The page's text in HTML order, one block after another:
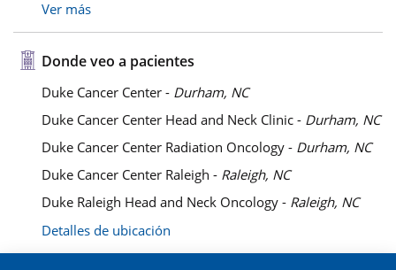
Ver más
Donde veo a pacientes
Duke Cancer Center - Durham, NC
Duke Cancer Center Head and Neck Clinic - Durham, NC
Duke Cancer Center Radiation Oncology - Durham, NC
Duke Cancer Center Raleigh - Raleigh, NC
Duke Raleigh Head and Neck Oncology - Raleigh, NC
Detalles de ubicación